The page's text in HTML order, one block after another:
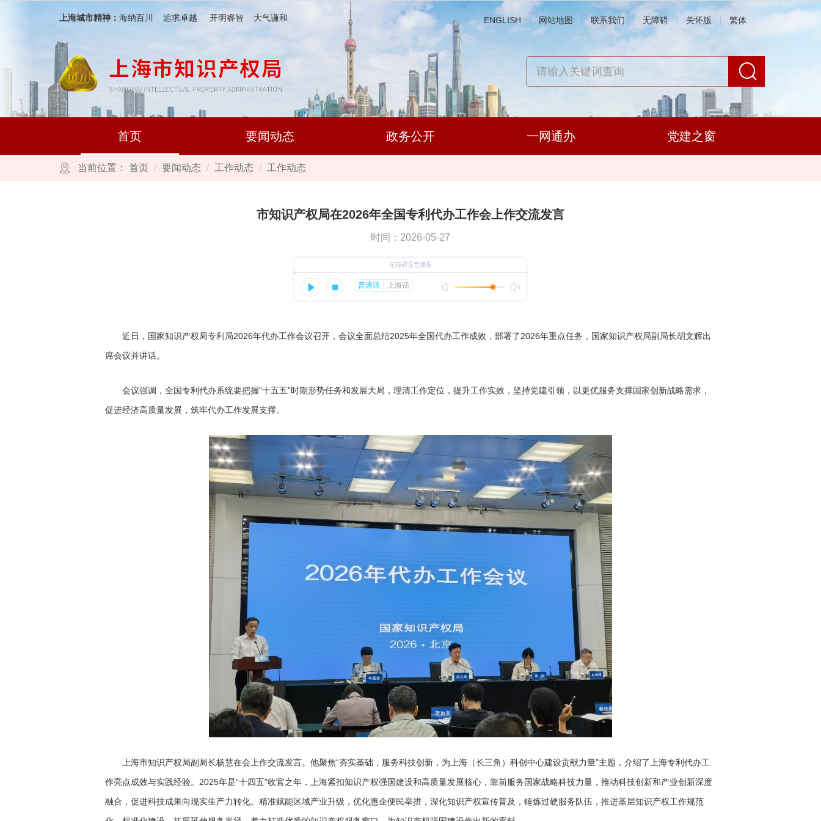
上海城市精神： 海纳百川 追求卓越 开明睿智 大气谦和 ENGLISH 网站地图 联系我们 无障碍 关怀版 繁体
首页 要闻动态 政务公开 一网通办 党建之窗
当前位置： 首页 要闻动态 工作动态 工作动态
市知识产权局在2026年全国专利代办工作会上作交流发言
时间：2026-05-27
近日，国家知识产权局专利局2026年代办工作会议召开，会议全面总结2025年全国代办工作成效，部署了2026年重点任务，国家知识产权局副局长胡文辉出
席会议并讲话。
会议强调，全国专利代办系统要把握“十五五”时期形势任务和发展大局，理清工作定位，提升工作实效，坚持党建引领，以更优服务支撑国家创新战略需求，
促进经济高质量发展，筑牢代办工作发展支撑。
上海市知识产权局副局长杨慧在会上作交流发言。他聚焦“夯实基础，服务科技创新，为上海（长三角）科创中心建设贡献力量”主题，介绍了上海专利代办工
作亮点成效与实践经验。2025年是“十四五”收官之年，上海紧扣知识产权强国建设和高质量发展核心，靠前服务国家战略科技力量，推动科技创新和产业创新深度
融合，促进科技成果向现实生产力转化。精准赋能区域产业升级，优化惠企便民举措，深化知识产权宣传普及，锤炼过硬服务队伍，推进基层知识产权工作规范